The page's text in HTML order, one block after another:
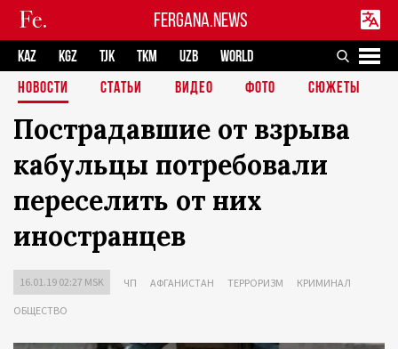
FERGANA.NEWS
KAZ KGZ TJK TKM UZB
WORLD
НОВОСТИ
СТАТЬИ ВИДЕО ФОТО СЮЖЕТЫ
Пострадавшие от взрыва
кабульцы потребовали
переселить от них
иностранцев
16.01.19 02:27 MSK ЧП АФГАНИСТАН ТЕРРОРИЗМ КРИМИНАЛ
ОБЩЕСТВО